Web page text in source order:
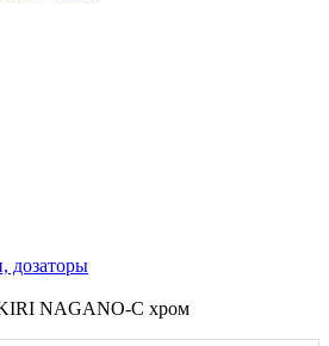
дозаторы
NAGANO-C хром